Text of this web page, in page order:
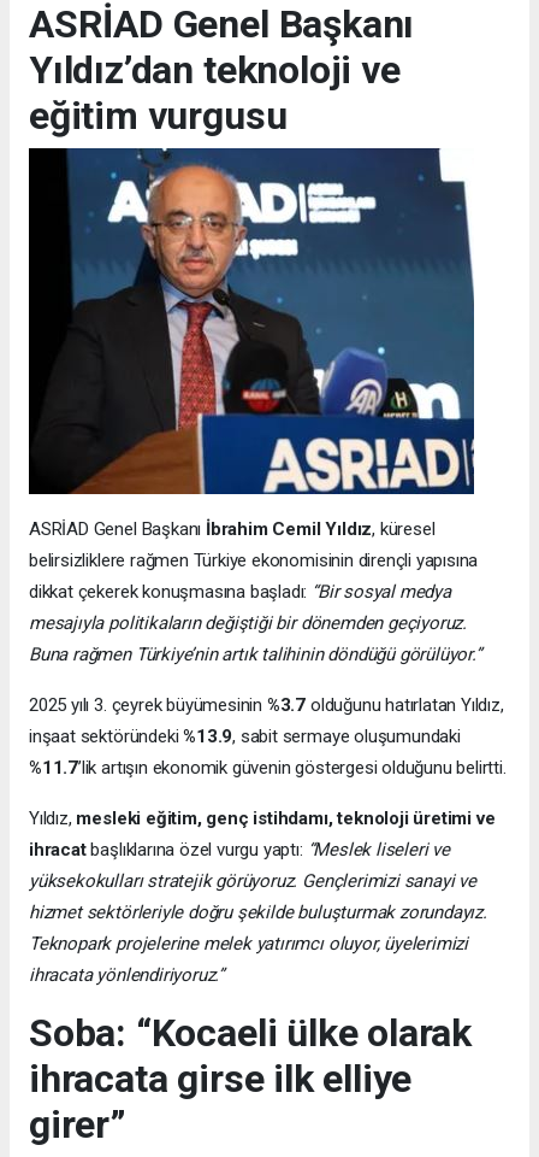
ASRİAD Genel Başkanı
Yıldız’dan teknoloji ve
eğitim vurgusu
ASRİAD Genel Başkanı İbrahim Cemil Yıldız, küresel
belirsizliklere rağmen Türkiye ekonomisinin dirençli yapısına
dikkat çekerek konuşmasına başladı: “Bir sosyal medya
mesajıyla politikaların değiştiği bir dönemden geçiyoruz.
Buna rağmen Türkiye’nin artık talihinin döndüğü görülüyor.”
2025 yılı 3. çeyrek büyümesinin %3.7 olduğunu hatırlatan Yıldız,
inşaat sektöründeki%13.9, sabit sermaye oluşumundaki
%11.7’lik artışın ekonomik güvenin göstergesi olduğunu belirtti.
Yıldız, mesleki eğitim, genç istihdamı, teknoloji üretimi ve
ihracatbaşlıklarına özel vurgu yaptı: “Meslek liseleri ve
yüksekokulları stratejik görüyoruz. Gençlerimizi sanayi ve
hizmet sektörleriyle doğru şekilde buluşturmak zorundayız.
Teknopark projelerine melek yatırımcı oluyor, üyelerimizi
ihracata yönlendiriyoruz.”
Soba: “Kocaeli ülke olarak
ihracata girse ilk elliye
girer”